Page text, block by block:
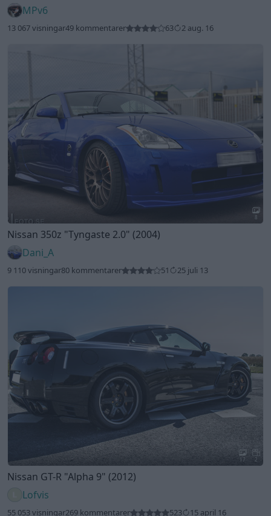
MPv6
13 067 visningar49 kommentarer 63 2 aug. 16
8
Nissan 350z "Tyngaste 2.0" (2004)
Dani_A
9 110 visningar80 kommentarer 51 25 juli 13
17 2
Nissan GT-R "Alpha 9" (2012)
Lofvis
55 053 visningar269 kommentarer 523 15 april 16